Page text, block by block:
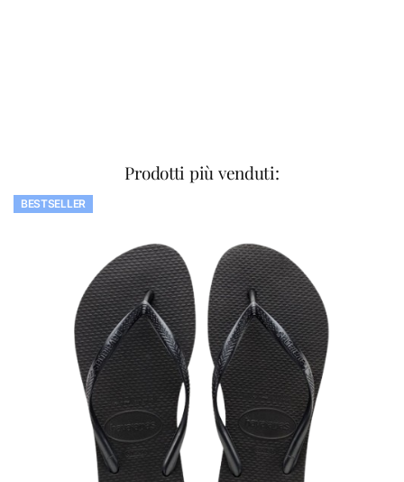
Prodotti più venduti:
BESTSELLER